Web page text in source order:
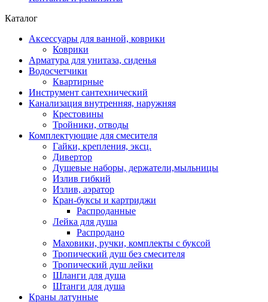
Каталог
Аксессуары для ванной, коврики
Коврики
Арматура для унитаза, сиденья
Водосчетчики
Квартирные
Инструмент сантехнический
Канализация внутренняя, наружняя
Крестовины
Тройники, отводы
Комплектующие для смесителя
Гайки, крепления, эксц.
Дивертор
Душевые наборы, держатели,мыльницы
Излив гибкий
Излив, аэратор
Кран-буксы и картриджи
Распроданные
Лейка для душа
Распродано
Маховики, ручки, комплекты с буксой
Тропический душ без смесителя
Тропический душ лейки
Шланги для душа
Штанги для душа
Краны латунные